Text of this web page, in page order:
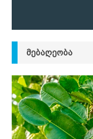
ᲛᲔᲑᲐᲦᲔᲝᲑᲐ